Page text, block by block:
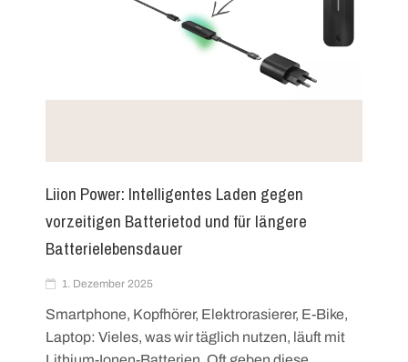
Liion Power: Intelligentes Laden gegen
vorzeitigen Batterietod und für längere
Batterielebensdauer
1. Dezember 2025
Smartphone, Kopfhörer, Elektrorasierer, E-Bike,
Laptop: Vieles, was wir täglich nutzen, läuft mit